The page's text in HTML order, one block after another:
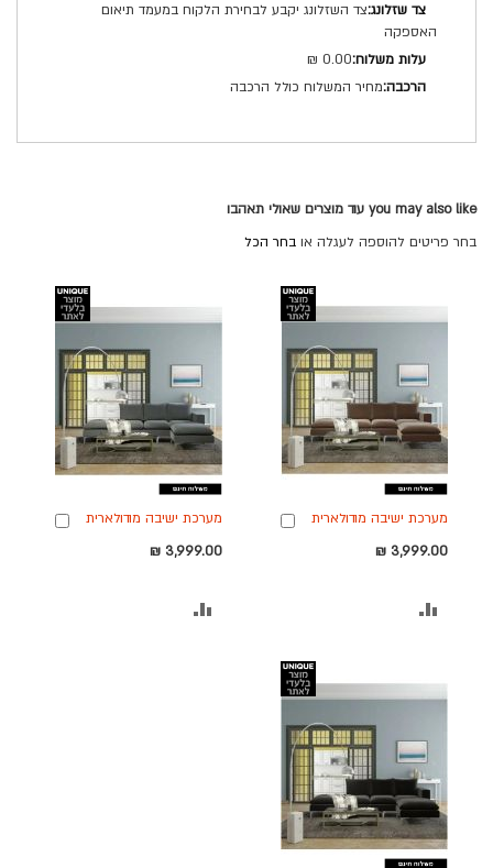
צד השזלונג יקבע לבחירת הלקוח במעמד תיאום
האספקה
0.00 ₪
מחיר המשלוח כולל הרכבה
you may also like עוד מוצרים שאולי תאהבו
בחר פריטים להוספה לעגלה או בחר הכל
מערכת ישיבה מודולארית
הדומים דגם אושר בגוון
3,999.00 ₪
הוספה
מערכת ישיבה מודולארית
הדומים דגם אושר בגוון
3,999.00 ₪
הוספה